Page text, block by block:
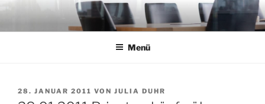
Zum
springen
Menü
VERÖFFENTLICHT
AM
28. JANUAR 2011 VON JULIA DUHR